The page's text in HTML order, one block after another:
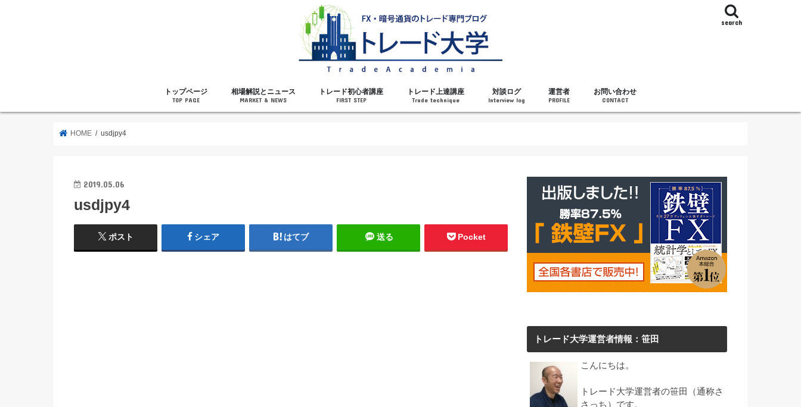
search
トップページ
TOP PAGE
相場解説とニュース
MARKET & NEWS
トレード初心者講座
FIRST STEP
トレード上達講座
Trade technique
対談ログ
Interview log
運営者
PROFILE
お問い合わせ
CONTACT
HOME usdjpy4
2019.05.06
usdjpy4
ポスト シェア はてブ 送る Pocket
トレード大学運営者情報：笹田
こんにちは。
トレード大学運営者の笹田（通称さ
さっち）です。